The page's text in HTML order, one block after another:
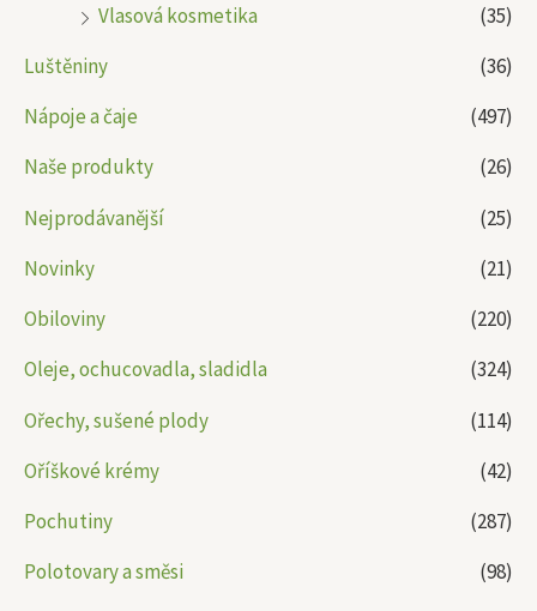
Vlasová kosmetika
(35)
Luštěniny
(36)
Nápoje a čaje
(497)
Naše produkty
(26)
Nejprodávanější
(25)
Novinky
(21)
Obiloviny
(220)
Oleje, ochucovadla, sladidla
(324)
Ořechy, sušené plody
(114)
Oříškové krémy
(42)
Pochutiny
(287)
Polotovary a směsi
(98)